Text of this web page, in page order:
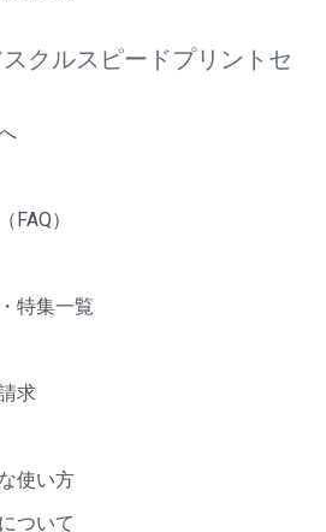
クルスピードプリントセ
FAQ）
特集一覧
求
使い方
ついて